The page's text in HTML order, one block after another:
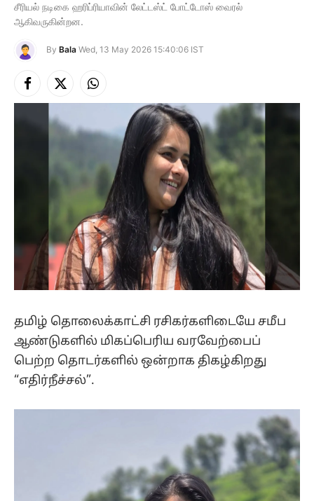
சீரியல் நடிகை ஹரிப்ரியாவின் லேட்டஸ்ட் போட்டோஸ் வைரல்
ஆகிவருகின்றன.
By Bala Wed, 13 May 2026 15:40:06 IST
Facebook
X
(Twitter)
Instagram
தமிழ் தொலைக்காட்சி ரசிகர்களிடையே சமீப
ஆண்டுகளில் மிகப்பெரிய வரவேற்பைப்
பெற்ற தொடர்களில் ஒன்றாக திகழ்கிறது
“எதிர்நீச்சல்”.